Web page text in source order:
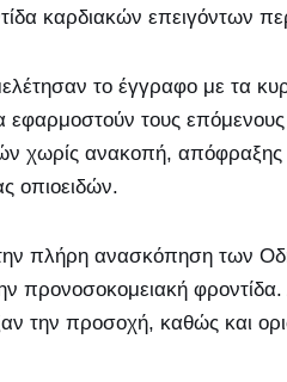
καρδιακών επειγόντων
το έγγραφο με τα
εφαρμοστούν τους
χωρίς ανακοπή,
οπιοειδών.
πλήρη ανασκόπηση των
προνοσοκομειακή
την προσοχή, καθώς και